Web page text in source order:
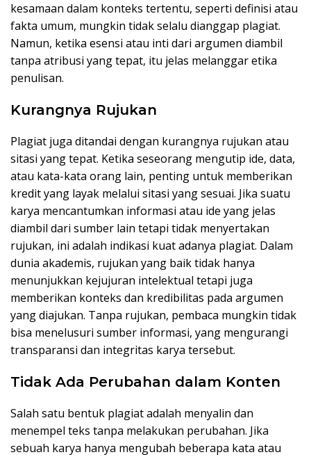
kesamaan dalam konteks tertentu, seperti definisi atau
fakta umum, mungkin tidak selalu dianggap plagiat.
Namun, ketika esensi atau inti dari argumen diambil
tanpa atribusi yang tepat, itu jelas melanggar etika
penulisan.
Kurangnya Rujukan
Plagiat juga ditandai dengan kurangnya rujukan atau
sitasi yang tepat. Ketika seseorang mengutip ide, data,
atau kata-kata orang lain, penting untuk memberikan
kredit yang layak melalui sitasi yang sesuai. Jika suatu
karya mencantumkan informasi atau ide yang jelas
diambil dari sumber lain tetapi tidak menyertakan
rujukan, ini adalah indikasi kuat adanya plagiat. Dalam
dunia akademis, rujukan yang baik tidak hanya
menunjukkan kejujuran intelektual tetapi juga
memberikan konteks dan kredibilitas pada argumen
yang diajukan. Tanpa rujukan, pembaca mungkin tidak
bisa menelusuri sumber informasi, yang mengurangi
transparansi dan integritas karya tersebut.
Tidak Ada Perubahan dalam Konten
Salah satu bentuk plagiat adalah menyalin dan
menempel teks tanpa melakukan perubahan. Jika
sebuah karya hanya mengubah beberapa kata atau